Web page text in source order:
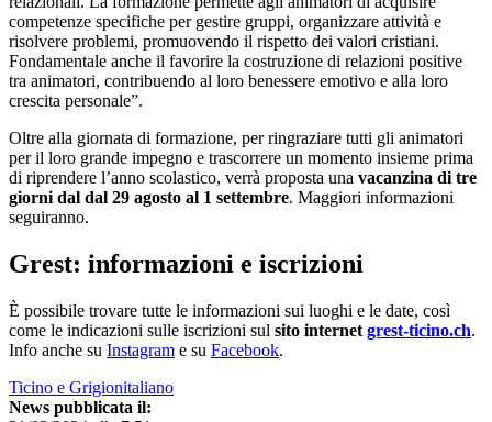
competenze specifiche per gestire gruppi, organizzare attività e
risolvere problemi, promuovendo il rispetto dei valori cristiani.
Fondamentale anche il favorire la costruzione di relazioni positive
tra animatori, contribuendo al loro benessere emotivo e alla loro
crescita personale”.
Oltre alla giornata di formazione, per ringraziare tutti gli animatori
per il loro grande impegno e trascorrere un momento insieme prima
di riprendere l’anno scolastico, verrà proposta una vacanzina di tre
giorni dal dal 29 agosto al 1 settembre. Maggiori informazioni
seguiranno.
Grest: informazioni e iscrizioni
È possibile trovare tutte le informazioni sui luoghi e le date, così
come le indicazioni sulle iscrizioni sul sito internet grest-ticino.ch.
Info anche su Instagram e su Facebook.
Ticino e Grigionitaliano
News pubblicata il: